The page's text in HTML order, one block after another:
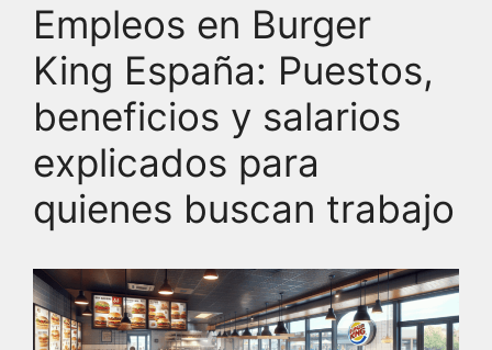
Empleos en Burger
King España: Puestos,
beneficios y salarios
explicados para
quienes buscan trabajo